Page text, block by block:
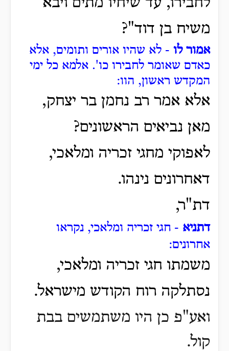
משיח בן דוד"?
אמור לו - לא שהיו אורים ותומים, אלא
כאדם שאומר לחבירו כו'. אלמא כל ימי
המקדש ראשון, הוו:
אלא אמר רב נחמן בר יצחק,
מאן נביאים הראשונים?
לאפוקי מחגי זכריה ומלאכי,
דאחרונים נינהו.
דת"ר,
דתניא - חגי זכריה ומלאכי, נקראו
אחרונים:
משמתו חגי זכריה ומלאכי,
נסתלקה רוח הקודש מישראל.
ואע"פ כן היו משתמשים בבת
קול.